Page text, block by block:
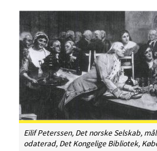
Eilif Peterssen, Det norske Selskab,
odaterad, Det Kongelige Bibliotek,